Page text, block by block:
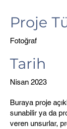
Proje
Fotoğraf
Tarih
Nisan 2023
Buraya proje
sunabilir ya da
veren unsurlar,